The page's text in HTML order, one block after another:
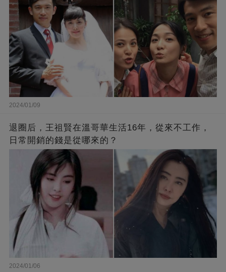
2024/01/09
退圈后，王祖賢在溫哥華生活16年，從來不工作，
日常開銷的錢是從哪來的？
2024/01/06